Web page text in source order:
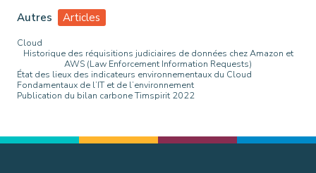
Autres Articles
Cloud
Historique des réquisitions judiciaires de données chez Amazon et
AWS (Law Enforcement Information Requests)
État des lieux des indicateurs environnementaux du Cloud
Fondamentaux de l’IT et de l’environnement
Publication du bilan carbone Timspirit 2022